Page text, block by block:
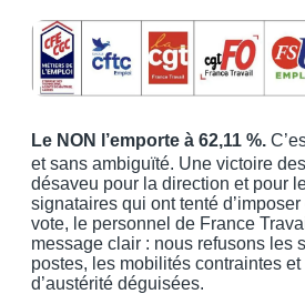
Le NON l’emporte à 62,11 %.
et sans ambiguïté. Une victoire
désaveu pour la direction et pour
signataires qui ont tenté
vote, le personnel de France
message clair : nous refusons les
postes, les mobilités contraintes
d’austérité déguisées.